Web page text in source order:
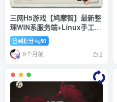
三网H5游戏【鸠摩智】最新整
理WIN系服务端+Linux手工服
务端+详细搭建教程+源码
签到积分 50
9个月前 2